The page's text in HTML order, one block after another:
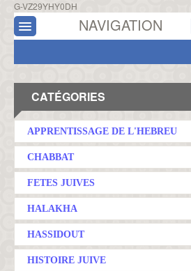
G-VZ29YHY0DH
NAVIGATION
CATÉGORIES
APPRENTISSAGE DE L'HEBREU
CHABBAT
FETES JUIVES
HALAKHA
HASSIDOUT
HISTOIRE JUIVE